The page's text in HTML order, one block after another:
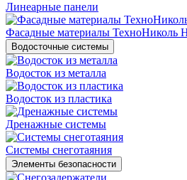
Линеарные панели
Фасадные материалы ТехноНиколь
Водосточные системы
Водосток из металла
Водосток из пластика
Дренажные системы
Системы снеготаяния
Элементы безопасности